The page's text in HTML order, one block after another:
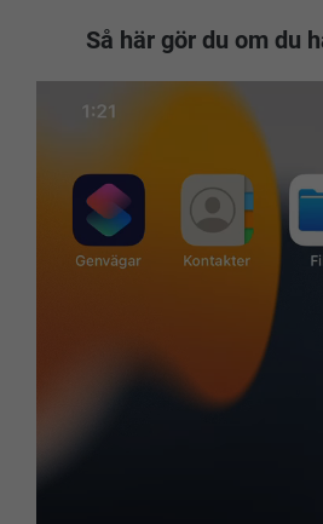
Så här gör du om du